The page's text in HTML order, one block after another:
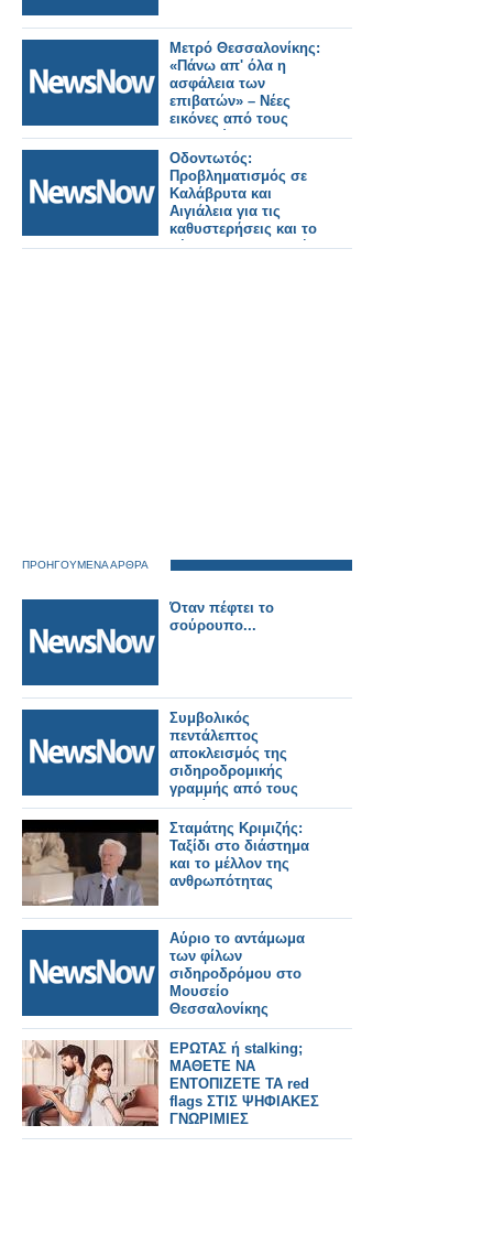
Μετρό Θεσσαλονίκης:
«Πάνω απ' όλα η
ασφάλεια των
επιβατών» – Νέες
εικόνες από τους
σταθμούς της
Καλαμαριάς.
Οδοντωτός:
Προβληματισμός σε
Καλάβρυτα και
Αιγιάλεια για τις
καθυστερήσεις και το
μέλλον της ιστορικής
ΠΡΟΗΓΟΥΜΕΝΑ ΑΡΘΡΑ
Όταν πέφτει το
σούρουπο...
Συμβολικός
πεντάλεπτος
αποκλεισμός της
σιδηροδρομικής
γραμμής από τους
κατοίκους της
Ροδόπολη Σερρών
Σταμάτης Κριμιζής:
Ταξίδι στο διάστημα
και το μέλλον της
ανθρωπότητας
Αύριο το αντάμωμα
των φίλων
σιδηροδρόμου στο
Μουσείο
Θεσσαλονίκης
ΕΡΩΤΑΣ ή stalking;
ΜΑΘΕΤΕ ΝΑ
ΕΝΤΟΠΙΖΕΤΕ ΤΑ red
flags ΣΤΙΣ ΨΗΦΙΑΚΕΣ
ΓΝΩΡΙΜΙΕΣ